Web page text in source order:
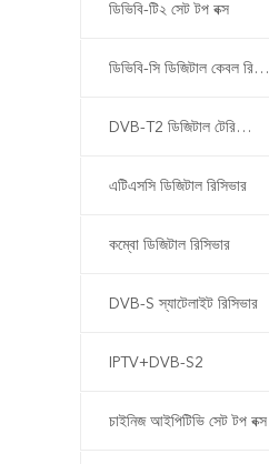
ডিভিবি-টি২ সেট টপ বক্স
ডিভিবি-সি ডিজিটাল কেবল রিসিভার
DVB-T2 ডিজিটাল টেরিস্ট্রিয়াল রিসিভার রিসিভার রিসিভার
এটিএসসি ডিজিটাল রিসিভার
কম্বো ডিজিটাল রিসিভার
DVB-S স্যাটেলাইট রিসিভার
IPTV+DVB-S2
চাইনিজ আইপিটিভি সেট টপ বক্স